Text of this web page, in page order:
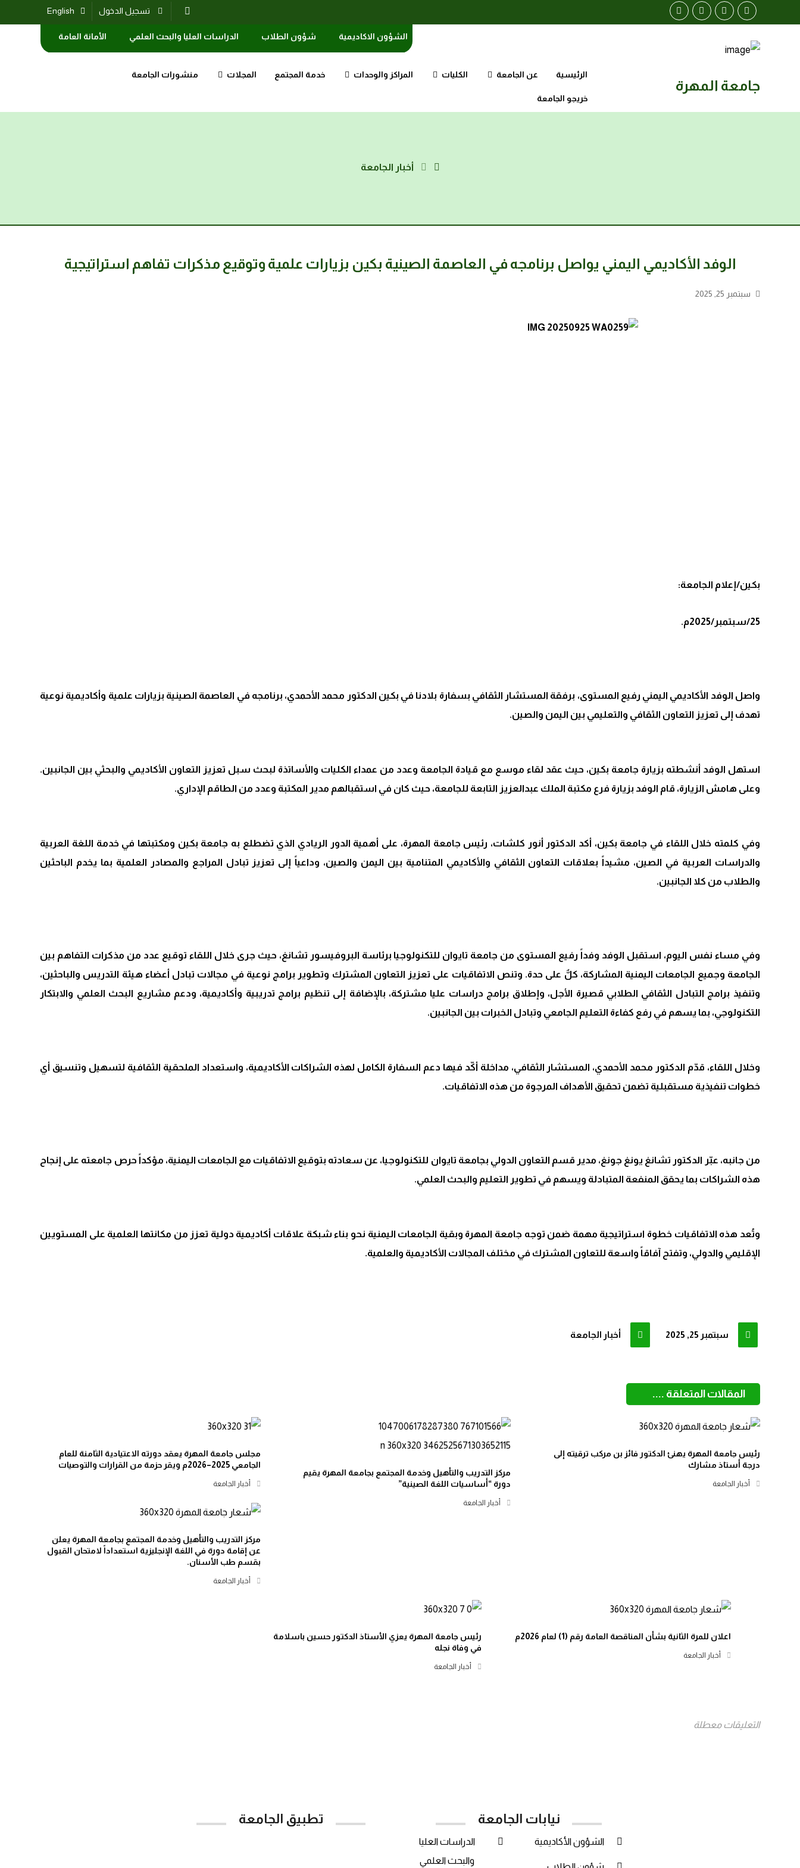
English تسجيل الدخول
الشؤون الاكاديمية شؤون الطلاب الدراسات العليا والبحث العلمي الأمانة العامة
جامعة المهرة
الرئيسية عن الجامعة الكليات المراكز والوحدات خدمة المجتمع المجلات منشورات الجامعة
خريجو الجامعة
أخبار الجامعة
الوفد الأكاديمي اليمني يواصل برنامجه في العاصمة الصينية بكين بزيارات علمية وتوقيع مذكرات تفاهم استراتيجية
سبتمبر 25, 2025
بكين/إعلام الجامعة:
25/سبتمبر/2025م.
واصل الوفد الأكاديمي اليمني رفيع المستوى، برفقة المستشار الثقافي بسفارة بلادنا في بكين الدكتور محمد الأحمدي، برنامجه في العاصمة الصينية بزيارات علمية وأكاديمية نوعية
تهدف إلى تعزيز التعاون الثقافي والتعليمي بين اليمن والصين.
استهل الوفد أنشطته بزيارة جامعة بكين، حيث عقد لقاء موسع مع قيادة الجامعة وعدد من عمداء الكليات والأساتذة لبحث سبل تعزيز التعاون الأكاديمي والبحثي بين الجانبين.
وعلى هامش الزيارة، قام الوفد بزيارة فرع مكتبة الملك عبدالعزيز التابعة للجامعة، حيث كان في استقبالهم مدير المكتبة وعدد من الطاقم الإداري.
وفي كلمته خلال اللقاء في جامعة بكين، أكد الدكتور أنور كلشات، رئيس جامعة المهرة، على أهمية الدور الريادي الذي تضطلع به جامعة بكين ومكتبتها في خدمة اللغة العربية
والدراسات العربية في الصين، مشيداً بعلاقات التعاون الثقافي والأكاديمي المتنامية بين اليمن والصين، وداعياً إلى تعزيز تبادل المراجع والمصادر العلمية بما يخدم الباحثين
والطلاب من كلا الجانبين.
وفي مساء نفس اليوم، استقبل الوفد وفداً رفيع المستوى من جامعة تايوان للتكنولوجيا برئاسة البروفيسور تشانغ، حيث جرى خلال اللقاء توقيع عدد من مذكرات التفاهم بين
الجامعة وجميع الجامعات اليمنية المشاركة، كلٌّ على حدة. وتنص الاتفاقيات على تعزيز التعاون المشترك وتطوير برامج نوعية في مجالات تبادل أعضاء هيئة التدريس والباحثين،
وتنفيذ برامج التبادل الثقافي الطلابي قصيرة الأجل، وإطلاق برامج دراسات عليا مشتركة، بالإضافة إلى تنظيم برامج تدريبية وأكاديمية، ودعم مشاريع البحث العلمي والابتكار
التكنولوجي، بما يسهم في رفع كفاءة التعليم الجامعي وتبادل الخبرات بين الجانبين.
وخلال اللقاء، قدّم الدكتور محمد الأحمدي، المستشار الثقافي، مداخلة أكّد فيها دعم السفارة الكامل لهذه الشراكات الأكاديمية، واستعداد الملحقية الثقافية لتسهيل وتنسيق أي
خطوات تنفيذية مستقبلية تضمن تحقيق الأهداف المرجوة من هذه الاتفاقيات.
من جانبه، عبّر الدكتور تشانغ يونغ جونغ، مدير قسم التعاون الدولي بجامعة تايوان للتكنولوجيا، عن سعادته بتوقيع الاتفاقيات مع الجامعات اليمنية، مؤكداً حرص جامعته على إنجاح
هذه الشراكات بما يحقق المنفعة المتبادلة ويسهم في تطوير التعليم والبحث العلمي.
وتُعد هذه الاتفاقيات خطوة استراتيجية مهمة ضمن توجه جامعة المهرة وبقية الجامعات اليمنية نحو بناء شبكة علاقات أكاديمية دولية تعزز من مكانتها العلمية على المستويين
الإقليمي والدولي، وتفتح آفاقاً واسعة للتعاون المشترك في مختلف المجالات الأكاديمية والعلمية.
سبتمبر 25, 2025 أخبار الجامعة
المقالات المتعلقة ....
رئيس جامعة المهرة يهنئ الدكتور فائز بن مركب ترقيته إلى
درجة أستاذ مشارك
أخبار الجامعة
مركز التدريب والتأهيل وخدمة المجتمع بجامعة المهرة يقيم
دورة “أساسيات اللغة الصينية”
أخبار الجامعة
مجلس جامعة المهرة يعقد دورته الاعتيادية الثامنة للعام
الجامعي 2025–2026م ويقر حزمة من القرارات والتوصيات
أخبار الجامعة
مركز التدريب والتأهيل وخدمة المجتمع بجامعة المهرة يعلن
عن إقامة دورة في اللغة الإنجليزية استعداداً لامتحان القبول
بقسم طب الأسنان.
أخبار الجامعة
اعلان للمرة الثانية بشأن المناقصة العامة رقم (1) لعام 2026م
أخبار الجامعة
رئيس جامعة المهرة يعزي الأستاذ الدكتور حسين باسلامة
في وفاة نجله
أخبار الجامعة
التعليقات معطلة
تطبيق الجامعة نيابات الجامعة
الدراسات العليا
والبحث العلمي
الشؤون الأكاديمية